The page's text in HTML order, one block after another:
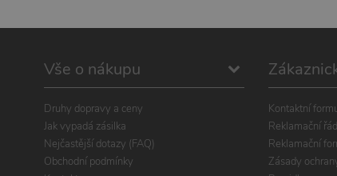
Vše o nákupu
Druhy dopravy a ceny
Jak vypadá zásilka
Nejčastější dotazy (FAQ)
Obchodní podmínky
Kontaktní
Reklamační řád
Reklamační
Zásady